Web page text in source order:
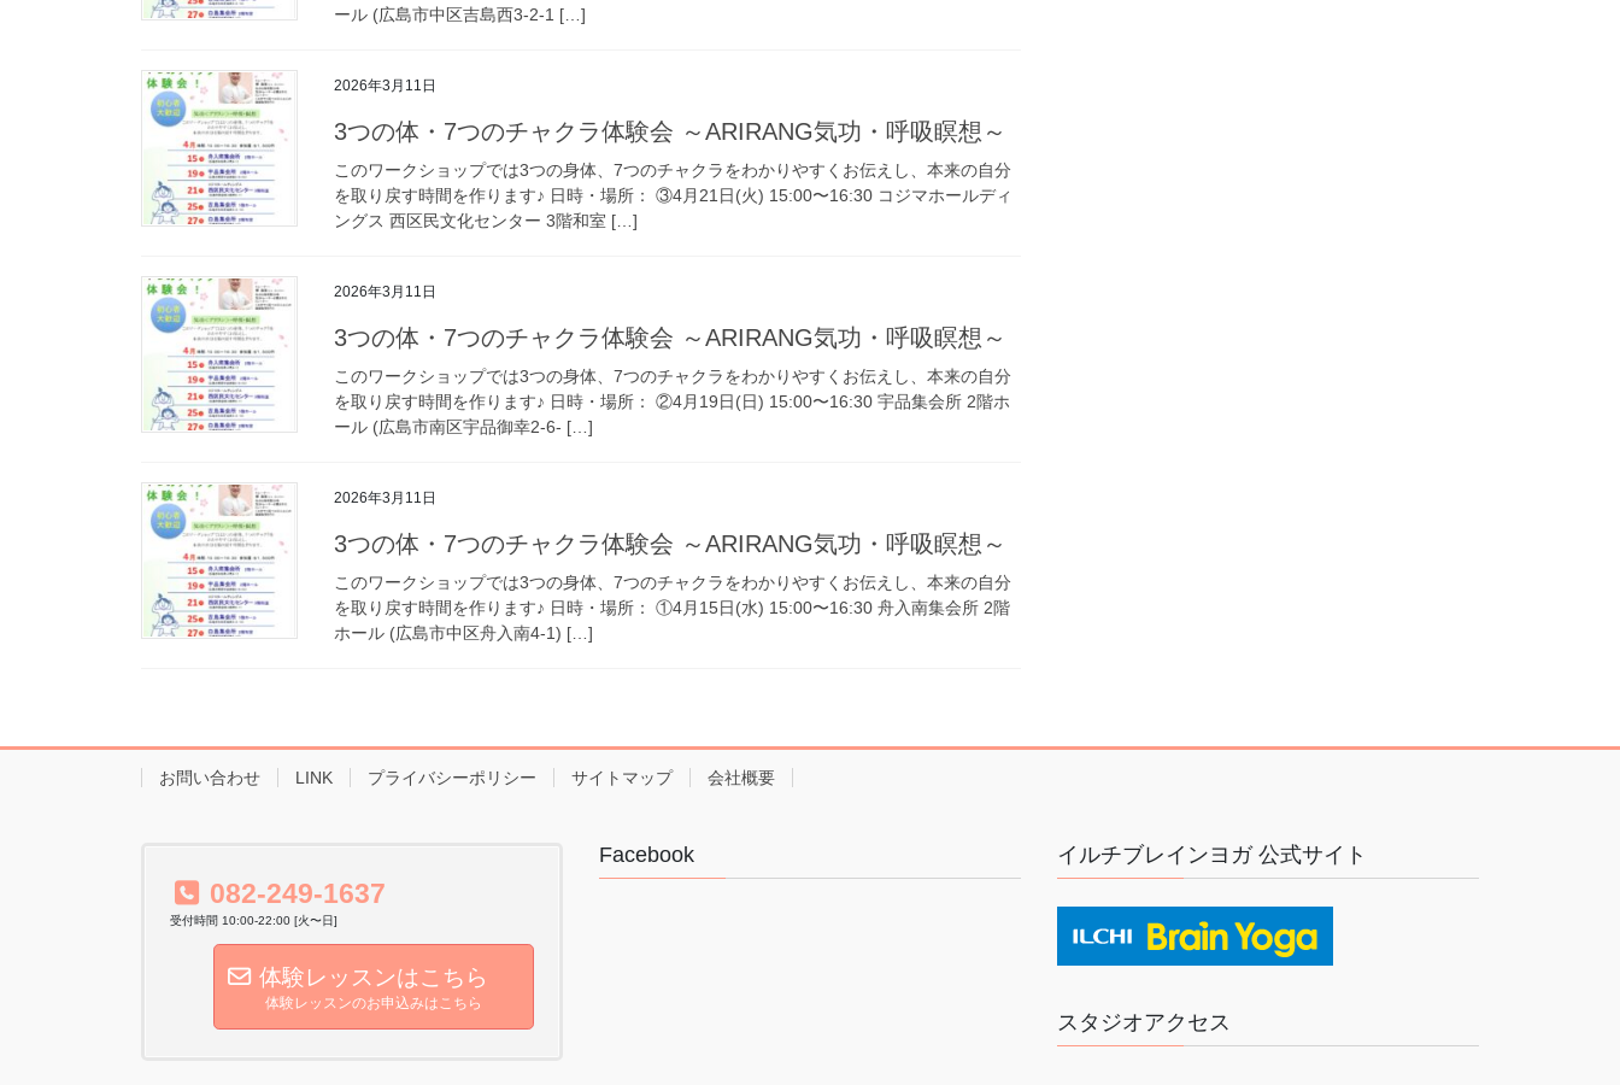
ール (広島市中区吉島西3-2-1 […]
2026年3月11日
3つの体・7つのチャクラ体験会 ～ARIRANG気功・呼吸瞑想～
このワークショップでは3つの身体、7つのチャクラをわかりやすくお伝えし、本来の自分
を取り戻す時間を作ります♪ 日時・場所： ③4月21日(火) 15:00〜16:30 コジマホールディ
ングス 西区民文化センター 3階和室 […]
2026年3月11日
3つの体・7つのチャクラ体験会 ～ARIRANG気功・呼吸瞑想～
このワークショップでは3つの身体、7つのチャクラをわかりやすくお伝えし、本来の自分
を取り戻す時間を作ります♪ 日時・場所： ②4月19日(日) 15:00〜16:30 宇品集会所 2階ホ
ール (広島市南区宇品御幸2-6- […]
2026年3月11日
3つの体・7つのチャクラ体験会 ～ARIRANG気功・呼吸瞑想～
このワークショップでは3つの身体、7つのチャクラをわかりやすくお伝えし、本来の自分
を取り戻す時間を作ります♪ 日時・場所： ①4月15日(水) 15:00〜16:30 舟入南集会所 2階
ホール (広島市中区舟入南4-1) […]
お問い合わせ LINK プライバシーポリシー サイトマップ 会社概要
082-249-1637
受付時間 10:00-22:00 [火〜日]
体験レッスンはこちら
体験レッスンのお申込みはこちら
Facebook イルチブレインヨガ 公式サイト
スタジオアクセス